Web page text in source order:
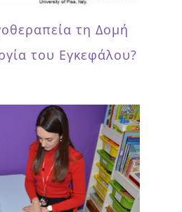
τη Δομή
του Εγκεφάλου?